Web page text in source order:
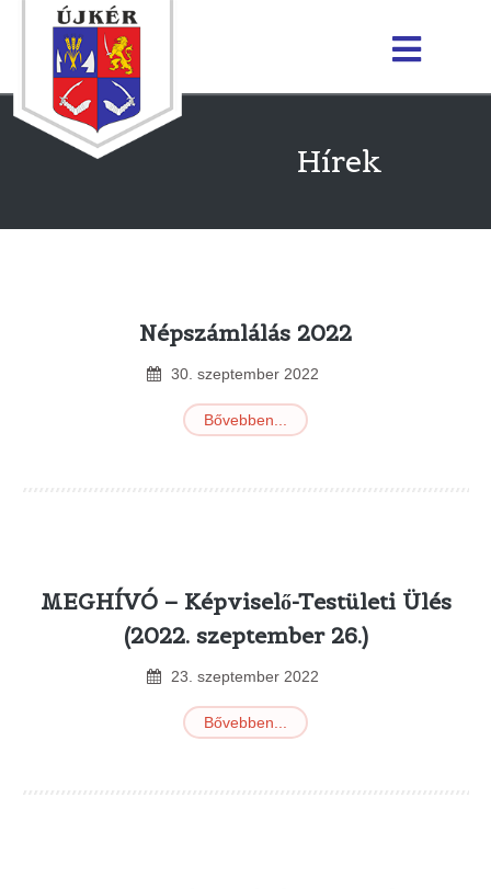
Hírek
Népszámlálás 2022
30. szeptember 2022
Bővebben...
MEGHÍVÓ – Képviselő-Testületi Ülés
(2022. szeptember 26.)
23 szeptember 2022
Bővebben...